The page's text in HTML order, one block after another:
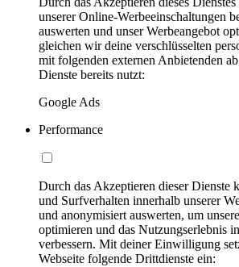
unserer Online-Werbeeinschaltungen
auswerten und unser Werbeangebot
gleichen wir deine verschlüsselten
mit folgenden externen Anbietenden
Dienste bereits nutzt:
Google Ads
Performance
Durch das Akzeptieren dieser Dienste
und Surfverhalten innerhalb unserer
und anonymisiert auswerten, um
optimieren und das Nutzungserlebnis
verbessern. Mit deiner Einwilligung
Webseite folgende Drittdienste ein: